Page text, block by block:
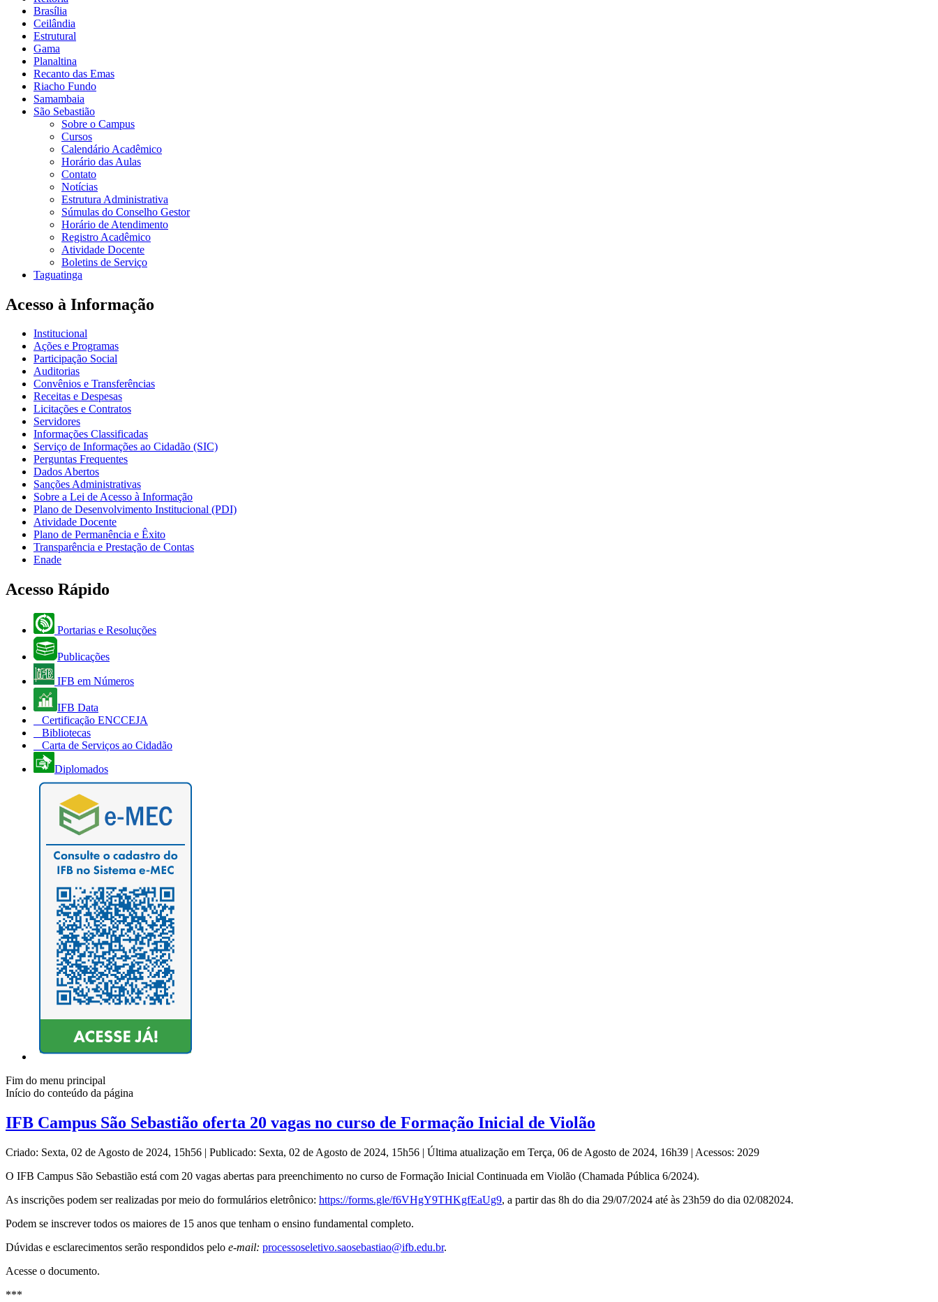
Brasília
Ceilândia
Estrutural
Gama
Planaltina
Recanto das Emas
Riacho Fundo
Samambaia
São Sebastião
Sobre o Campus
Cursos
Calendário Acadêmico
Horário das Aulas
Contato
Notícias
Estrutura Administrativa
Súmulas do Conselho Gestor
Horário de Atendimento
Registro Acadêmico
Atividade Docente
Boletins de Serviço
Taguatinga
Acesso à Informação
Institucional
Ações e Programas
Participação Social
Auditorias
Convênios e Transferências
Receitas e Despesas
Licitações e Contratos
Servidores
Informações Classificadas
Serviço de Informações ao Cidadão (SIC)
Perguntas Frequentes
Dados Abertos
Sanções Administrativas
Sobre a Lei de Acesso à Informação
Plano de Desenvolvimento Institucional (PDI)
Atividade Docente
Plano de Permanência e Êxito
Transparência e Prestação de Contas
Enade
Acesso Rápido
Portarias e Resoluções
Publicações
IFB em Números
IFB Data
Certificação ENCCEJA
Bibliotecas
Carta de Serviços ao Cidadão
Diplomados
Fim do menu principal
Início do conteúdo da página
IFB Campus São Sebastião oferta 20 vagas no curso de Formação Inicial de Violão
Criado: Sexta, 02 de Agosto de 2024, 15h56 | Publicado: Sexta, 02 de Agosto de 2024, 15h56 | Última atualização em Terça, 06 de Agosto de 2024, 16h39 | Acessos: 2029
O IFB Campus São Sebastião está com 20 vagas abertas para preenchimento no curso de Formação Inicial Continuada em Violão (Chamada Pública 6/2024).
As inscrições podem ser realizadas por meio do formulários eletrônico: https://forms.gle/f6VHgY9THKgfEaUg9, a partir das 8h do dia 29/07/2024 até às 23h59 do dia 02/082024.
Podem se inscrever todos os maiores de 15 anos que tenham o ensino fundamental completo.
Dúvidas e esclarecimentos serão respondidos pelo e-mail: processoseletivo.saosebastiao@ifb.edu.br.
Acesse o documento.
***